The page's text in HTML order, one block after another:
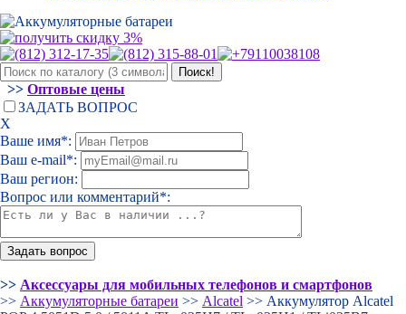
>> Оптовые цены
ЗАДАТЬ ВОПРОС
Х
Ваше имя*:
Ваш e-mail*:
Ваш регион:
Вопрос или комментарий*:
>> Аксессуары для мобильных телефонов и смартфонов
>> Аккумуляторные батареи >> Alcatel >> Аккумулятор Alcatel